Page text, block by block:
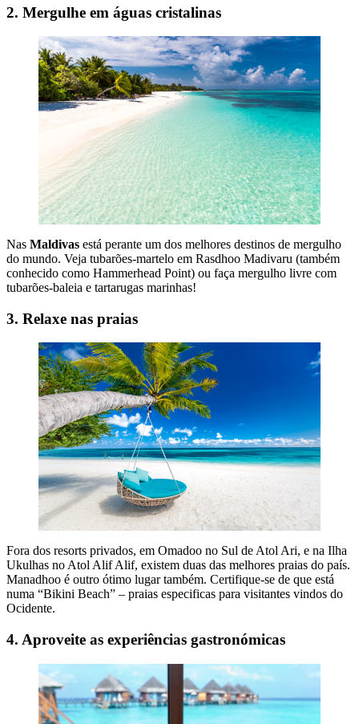
2. Mergulhe em águas cristalinas
Nas Maldivas está perante um dos melhores destinos de mergulho
do mundo. Veja tubarões-martelo em Rasdhoo Madivaru (também
conhecido como Hammerhead Point) ou faça mergulho livre com
tubarões-baleia e tartarugas marinhas!
3. Relaxe nas praias
Fora dos resorts privados, em Omadoo no Sul de Atol Ari, e na Ilha
Ukulhas no Atol Alif Alif, existem duas das melhores praias do país.
Manadhoo é outro ótimo lugar também. Certifique-se de que está
numa “Bikini Beach” – praias especificas para visitantes vindos do
Ocidente.
4. Aproveite as experiências gastronómicas